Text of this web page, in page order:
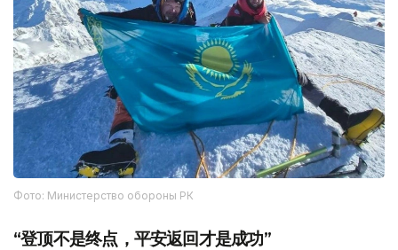
Фото: Министерство обороны РК
“登顶不是终点，平安返回才是成功”